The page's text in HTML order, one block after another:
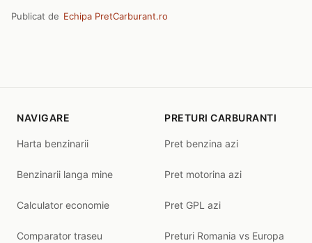
Publicat de Echipa PretCarburant.ro
NAVIGARE
Harta benzinarii
Benzinarii langa mine
Calculator economie
Comparator traseu
PRETURI CARBURANTI
Pret benzina azi
Pret motorina azi
Pret GPL azi
Preturi Romania vs Europa